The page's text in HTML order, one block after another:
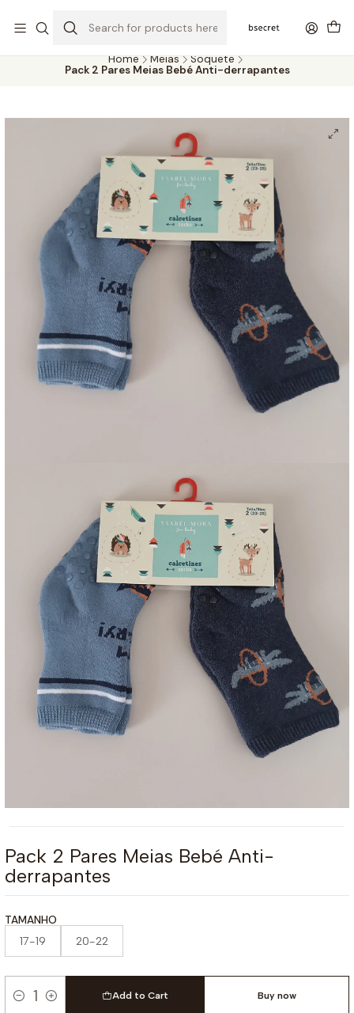
A 5 DIAS
Home Meias
Soquete
Pack 2 Pares Meias Bebé Anti-derrapantes
Pack 2 Pares Meias Bebé Anti-
derrapantes
TAMANHO
17-19 20-22
Quantity
Add to Cart Buy now